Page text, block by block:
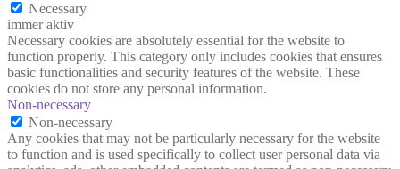
Necessary
immer aktiv
Necessary cookies are absolutely essential for the website to
function properly. This category only includes cookies that ensures
basic functionalities and security features of the website. These
cookies do not store any personal information.
Non-necessary
Non-necessary
Any cookies that may not be particularly necessary for the website
to function and is used specifically to collect user personal data via